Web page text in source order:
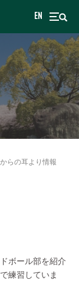
EN
らの耳より情報
ボール部を紹介
練習していま